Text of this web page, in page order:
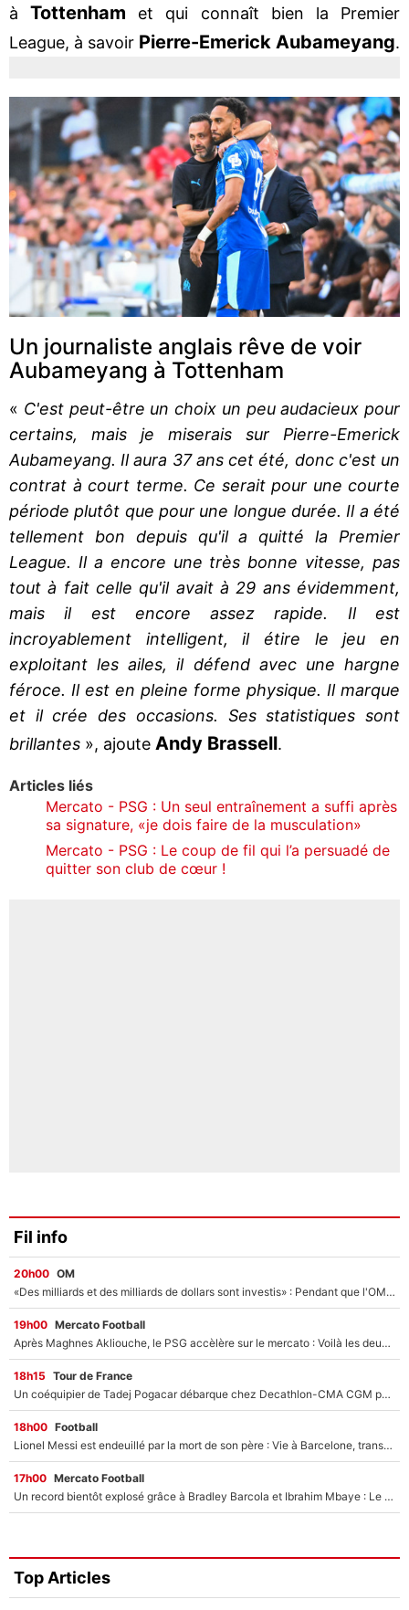
àTottenham
et qui connaît bien la Premier
League, à savoir Pierre-Emerick Aubameyang.
Un journaliste anglais rêve de voir
Aubameyang à Tottenham
« C'est peut-être un choix un peu audacieux pour
certains, mais je miserais sur Pierre-Emerick
Aubameyang. Il aura 37 ans cet été, donc c'est un
contrat à court terme. Ce serait pour une courte
période plutôt que pour une longue durée. Il a été
tellement bon depuis qu'il a quitté la Premier
League. Il a encore une très bonne vitesse, pas
tout à fait celle qu'il avait à 29 ans évidemment,
mais il est encore assez rapide. Il est
incroyablement intelligent, il étire le jeu en
exploitant les ailes, il défend avec une hargne
féroce. Il est en pleine forme physique. Il marque
et il crée des occasions. Ses statistiques sont
brillantes », ajoute Andy Brassell.
Articles liés
Mercato - PSG : Un seul entraînement a suffi après
sa signature, «je dois faire de la musculation»
Mercato - PSG : Le coup de fil qui l’a persuadé de
quitter son club de cœur !
Fil info
20h00 OM
«Des milliards et des milliards de dollars sont investis» : Pendant que l'OM est en pleine crise financière, Frank McCourt lance un nouveau projet à 260M€ !
19h00 Mercato Football
Après Maghnes Akliouche, le PSG accèlère sur le mercato : Voilà les deux nouvelles recrues qui vont signer la semaine prochaine ?
18h15 Tour de France
Un coéquipier de Tadej Pogacar débarque chez Decathlon-CMA CGM pour épauler Paul Seixas : «Mes meilleures années sont à venir»
18h00 Football
Lionel Messi est endeuillé par la mort de son père : Vie à Barcelone, transfert au PSG... voilà comment Jorge Messi a joué un rôle essentiel dans sa carrière !
17h00 Mercato Football
Un record bientôt explosé grâce à Bradley Barcola et Ibrahim Mbaye : Le PSG sur le point de réaliser un mercato historique ?
Top Articles